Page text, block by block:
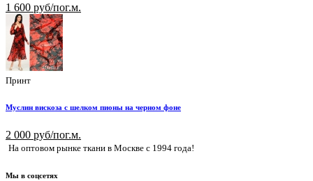
1 600 руб/пог.м.
Принт
Муслин вискоза с шелком пионы на черном фоне
2 000 руб/пог.м.
На оптовом рынке ткани в Москве с 1994 года!
Мы в соцсетях